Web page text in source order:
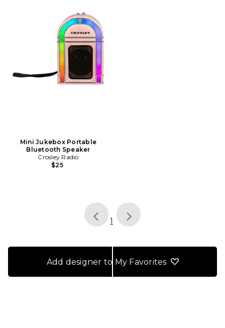
Mini Jukebox Portable
Bluetooth Speaker
Crosley Radio
$25
page
1 of 1, currently selected
Add designer to My Favorites